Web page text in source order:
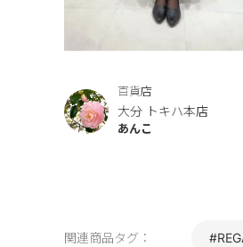
百貨店
大分 トキハ本店
あんこ
関連商品タグ：